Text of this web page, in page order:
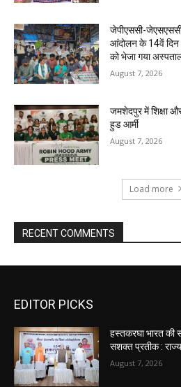
जेपीएससी-जेएसएससी
आंदोलन के 14वें दिन
को भेजा गया
August 7, 2026
जमशेदपुर में शिक्षा और
हुड आर्मी
August 7, 2026
Load more
RECENT COMMENTS
EDITOR PICKS
हस्तकरघा भारत की
सशक्त प्रतीक :
August 7, 2026